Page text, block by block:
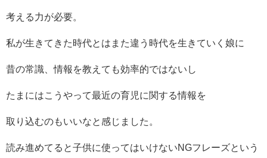
考える力が必要。
私が生きてきた時代とはまた違う時代を生きていく娘に
昔の常識、情報を教えても効率的ではないし
たまにはこうやって最近の育児に関する情報を
取り込むのもいいなと感じました。
読み進めてると子供に使ってはいけないNGフレーズという